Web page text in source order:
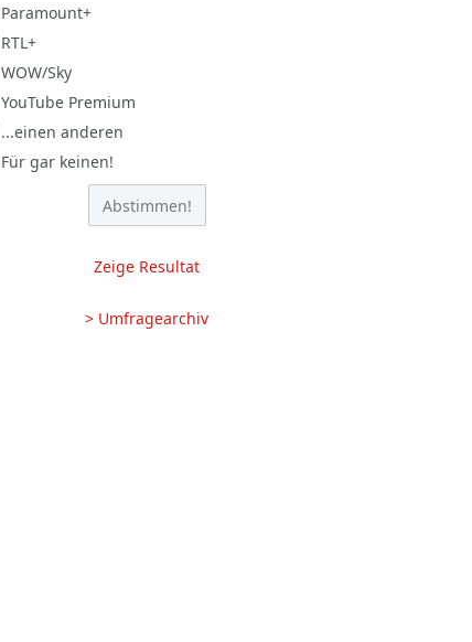
Paramount+
RTL+
WOW/Sky
YouTube Premium
...einen anderen
Für gar keinen!
Zeige Resultat
> Umfragearchiv